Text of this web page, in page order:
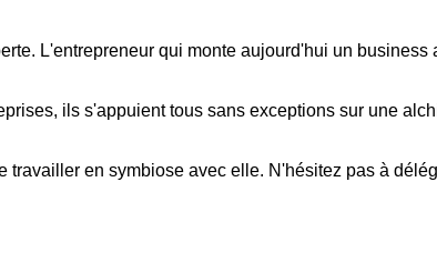
L'entrepreneur qui monte aujourd'hui un business
ils s'appuient tous sans exceptions sur une
en symbiose avec elle. N'hésitez pas à